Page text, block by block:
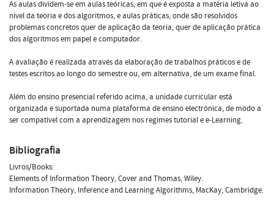
As aulas dividem-se em aulas teóricas, em que é exposta a matéria letiva ao
nível da teoria e dos algoritmos, e aulas práticas, onde são resolvidos
problemas concretos quer de aplicação da teoria, quer de aplicação prática
dos algoritmos em papel e computador.
A avaliação é realizada através da elaboração de trabalhos práticos e de
testes escritos ao longo do semestre ou, em alternativa, de um exame final.
Além do ensino presencial referido acima, a unidade curricular está
organizada e suportada numa plataforma de ensino electrónica, de modo a
ser compatível com a aprendizagem nos regimes tutorial e e-Learning.
Bibliografia
Livros/Books:
Elements of Information Theory, Cover and Thomas, Wiley.
Information Theory, Inference and Learning Algorithms, MacKay, Cambridge.